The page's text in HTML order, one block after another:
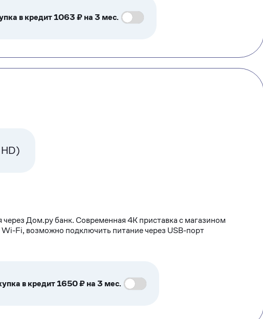
в кредит 1063 ₽ на 3 мес.
Дом.ру банк. Современная 4К приставка с магазином
Fi, возможно подключить питание через USB-порт
в кредит 1650 ₽ на 3 мес.